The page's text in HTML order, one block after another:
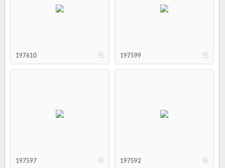
b
197610 b
197599
b
197597 b
197592